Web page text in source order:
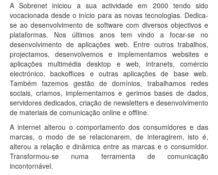
CONTACTOS
A Sobrenet iniciou a sua actividade em 2000 tendo sido
vocacionada desde o início para as novas tecnologias. Dedica-
se ao desenvolvimento de software com diversos objectivos e
plataformas. Nos últimos anos tem vindo a focar-se no
desenvolvimento de aplicações web. Entre outros trabalhos,
projectamos, desenvolvemos e implementamos websites e
aplicações multimédia desktop e web, intranets, comércio
electrónico, backoffices e outras aplicações de base web.
Também fazemos gestão de domínios, trabalhamos redes
sociais, criamos, implementamos e gerimos bases de dados,
servidores dedicados, criação de newsletters e desenvolvimento
de materiais de comunicação online e offline.
A internet alterou o comportamento dos consumidores e das
marcas, o modo de se relacionarem, de interagirem, isto é,
alterou a relação e dinâmica entre as marcas e o consumidor.
Transformou-se numa ferramenta de comunicação
incontornável.